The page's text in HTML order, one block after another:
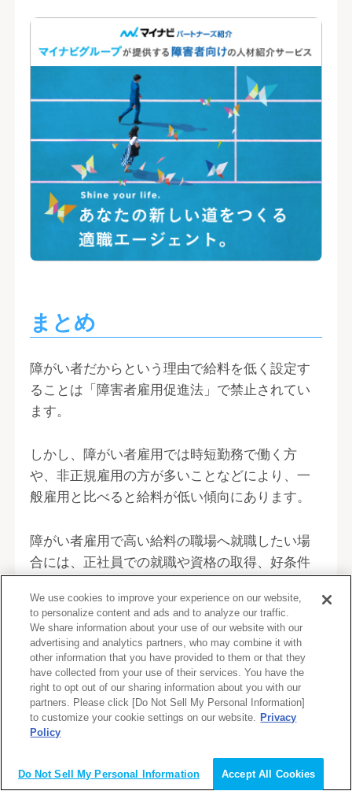
まとめ
障がい者だからという理由で給料を低く設定す
ることは「障害者雇用促進法」で禁止されてい
ます。
しかし、障がい者雇用では時短勤務で働く方
や、非正規雇用の方が多いことなどにより、一
般雇用と比べると給料が低い傾向にあります。
障がい者雇用で高い給料の職場へ就職したい場
合には、正社員での就職や資格の取得、好条件
これから就職活動を始める方で、自分1人では就
職先を見つけることが難しいと感じる方は、転
職エージェントの活用を検討してみましょう。
We use cookies to improve your experience on our website,
to personalize content and ads and to analyze our traffic.
We share information about your use of our website with our
advertising and analytics partners, who may combine it with
other information that you have provided to them or that they
have collected from your use of their services. You have the
right to opt out of our sharing information about you with our
partners. Please click [Do Not Sell My Personal Information]
to customize your cookie settings on our website. Privacy
Policy
Do Not Sell My Personal Information Accept All Cookies